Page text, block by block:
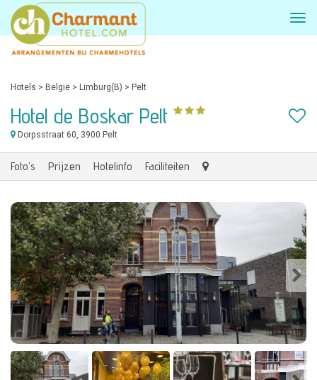
Hotels > België > Limburg(B) > Pelt
Hotel de Boskar Pelt
Dorpsstraat 60, 3900 Pelt
Foto's Prijzen Hotelinfo Faciliteiten